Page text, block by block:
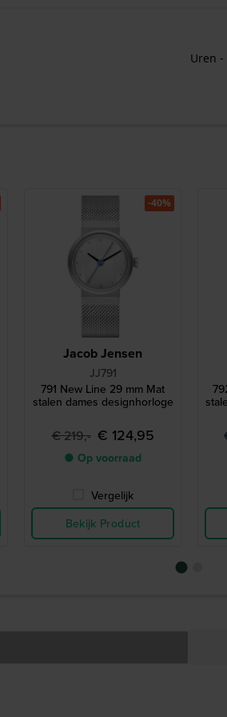
Uren
Jacob Jensen
JJ791
791 New Line 29 mm Mat
stalen dames designhorloge
€ 219,- € 124,95
● Op voorraad
Vergelijk
Bekijk Product
-40%